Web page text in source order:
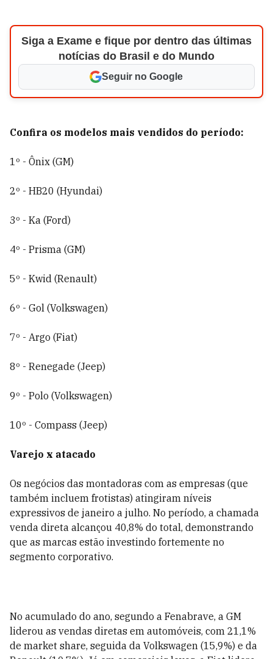
Siga a Exame e fique por dentro das últimas
notícias do Brasil e do Mundo
Seguir no Google
Confira os modelos mais vendidos do período:
1º - Ônix (GM)
2º - HB20 (Hyundai)
3º - Ka (Ford)
4º - Prisma (GM)
5º - Kwid (Renault)
6º - Gol (Volkswagen)
7º - Argo (Fiat)
8º - Renegade (Jeep)
9º - Polo (Volkswagen)
10º - Compass (Jeep)
Varejo x atacado
Os negócios das montadoras com as empresas (que
também incluem frotistas) atingiram níveis
expressivos de janeiro a julho. No período, a chamada
venda direta alcançou 40,8% do total, demonstrando
que as marcas estão investindo fortemente no
segmento corporativo.
No acumulado do ano, segundo a Fenabrave, a GM
liderou as vendas diretas em automóveis, com 21,1%
de market share, seguida da Volkswagen (15,9%) e da